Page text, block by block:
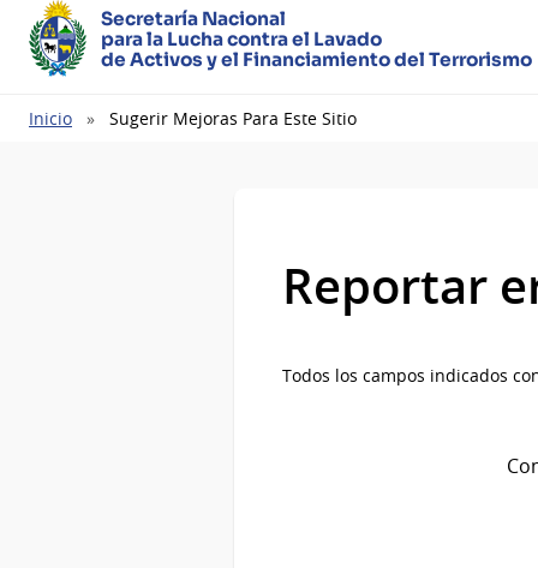
Secretaría Nacional
para la Lucha contra el Lavado
de Activos y el Financiamiento del Terrorismo
Ruta
Inicio Sugerir Mejoras Para Este Sitio
Reportar
Todos los campos indicados